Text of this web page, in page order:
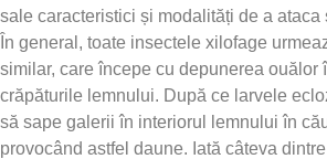
sale caracteristici și modalități de a ataca
În general, toate insectele xilofage
similar, care începe cu depunerea ouălor
crăpăturile lemnului. După ce larvele
să sape galerii în interiorul lemnului în
provocând astfel daune. Iată câteva